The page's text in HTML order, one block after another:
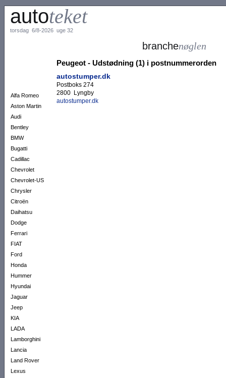
autoteket
torsdag 6/8-2026 uge 32
Alfa Romeo
Aston Martin
Audi
Bentley
BMW
Bugatti
Cadillac
Chevrolet
Chevrolet-US
Chrysler
Citroën
Daihatsu
Dodge
Ferrari
FIAT
Ford
Honda
Hummer
Hyundai
Jaguar
Jeep
KIA
LADA
Lamborghini
Lancia
Land Rover
Lexus
branchenøglen
Peugeot - Udstødning (1) i postnummerorden
autostumper.dk
Postboks 274
2800 Lyngby
autostumper.dk